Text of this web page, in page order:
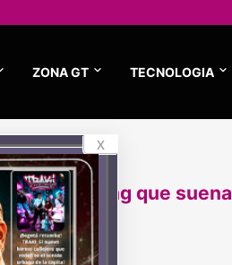
ZONA GT TECNOLOGIA
de Samsung que suena
x